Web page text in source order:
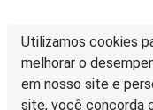
Utilizamos cookies
melhorar o
em nosso site e
site, você concorda